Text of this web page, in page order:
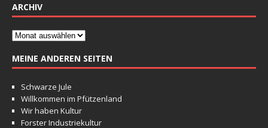
ARCHIV
MEINE ANDEREN SEITEN
Schwarze Jule
Willkommen im Pfützenland
Wir haben Kultur
Forster Industriekultur